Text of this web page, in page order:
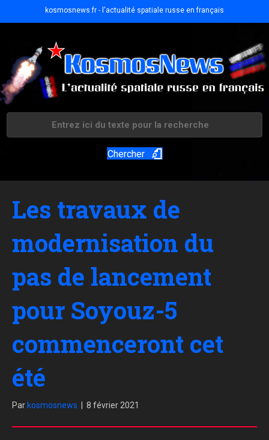
kosmosnews.fr - l'actualité spatiale russe en français
Chercher
Les travaux de
modernisation du
pas de lancement
pour Soyouz-5
commenceront cet
été
Par kosmosnews 8 février 2021